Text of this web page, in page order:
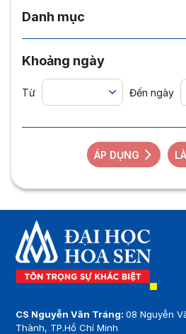
Danh mục
Khoảng ngày
Từ Đến ngày
ÁP DỤNG
CS Nguyễn Văn Tráng:08 Nguyễn
Thành, TP.Hồ Chí Minh